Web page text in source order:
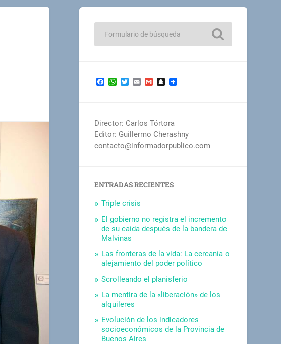
Facebook
WhatsApp
TwitterEmailGmailSnapchat
Director: Carlos Tórtora
Editor: Guillermo Cherashny
contacto@informadorpublico.com
ENTRADAS RECIENTES
Triple crisis
El gobierno no registra el incremento
de su caída después de la bandera de
Malvinas
Las fronteras de la vida: La cercanía o
alejamiento del poder político
Scrolleando el planisferio
La mentira de la «liberación» de los
alquileres
Evolución de los indicadores
socioeconómicos de la Provincia de
Buenos Aires